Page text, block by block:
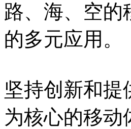
路、海、空的
的多元应用。
坚持创新和
为核心的移动